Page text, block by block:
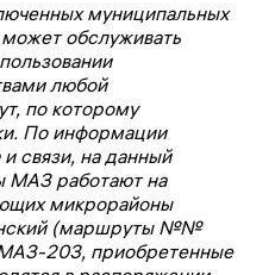
муниципальных
может обслуживать
любой
по которому
По информации
связи, на данный
МАЗ работают на
микрорайоны
(маршруты №№
203, приобретенные